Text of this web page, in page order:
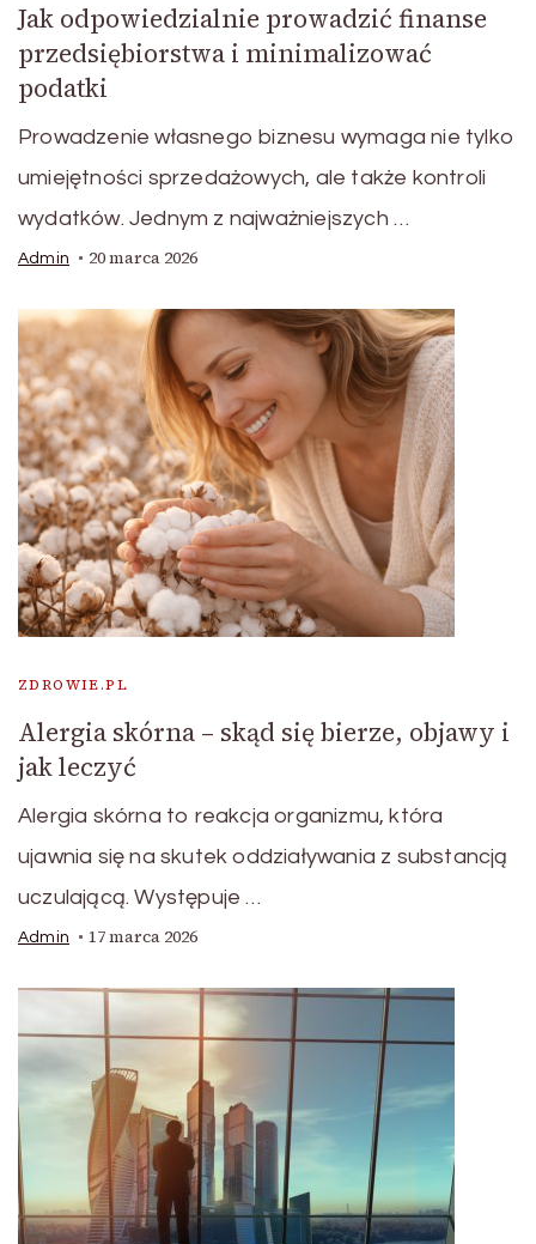
Jak odpowiedzialnie prowadzić finanse
przedsiębiorstwa i minimalizować
podatki
Prowadzenie własnego biznesu wymaga nie tylko
umiejętności sprzedażowych, ale także kontroli
wydatków. Jednym z najważniejszych …
Admin 20 marca 2026
ZDROWIE.PL
Alergia skórna – skąd się bierze, objawy i
jak leczyć
Alergia skórna to reakcja organizmu, która
ujawnia się na skutek oddziaływania z substancją
uczulającą. Występuje …
Admin 17 marca 2026